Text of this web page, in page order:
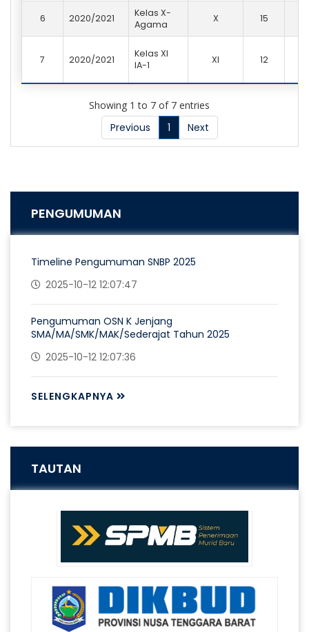
6 2020/2021
Kelas X-
Agama
X 15
7 2020/2021
Kelas XI
IA-1
XI 12
Showing 1 to 7 of 7 entries
Previous 1 Next
PENGUMUMAN
Timeline Pengumuman SNBP 2025
2025-10-12 12:07:47
Pengumuman OSN K Jenjang
SMA/MA/SMK/MAK/Sederajat Tahun 2025
2025-10-12 12:07:36
SELENGKAPNYA
TAUTAN